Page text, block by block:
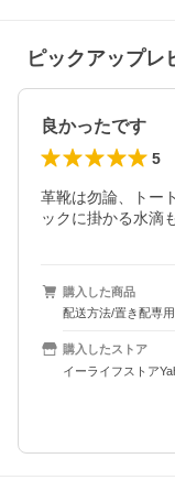
ピックアップレ
良かったです
5
革靴は勿論、トー
ックに掛かる水滴
購入した商品
配送方法/置き配専用
購入したストア
イーライフストア